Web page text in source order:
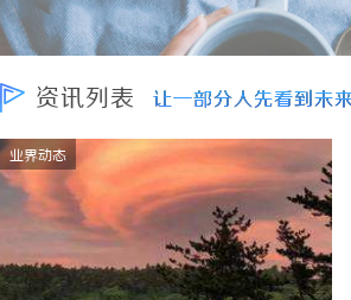
资讯列表 让一部分人先看到未
让一部分人先看到未
业界动态